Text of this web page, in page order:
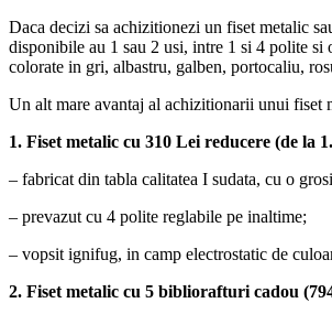
Daca decizi sa achizitionezi un fiset metalic
disponibile au 1 sau 2 usi, intre 1 si 4 polite
colorate in gri, albastru, galben, portocaliu,
Un alt mare avantaj al achizitionarii unui fiset
1. Fiset metalic cu 310 Lei reducere (de la
– fabricat din tabla calitatea I sudata, cu o
– prevazut cu 4 polite reglabile pe inaltime;
– vopsit ignifug, in camp electrostatic de
2. Fiset metalic cu 5 bibliorafturi cadou